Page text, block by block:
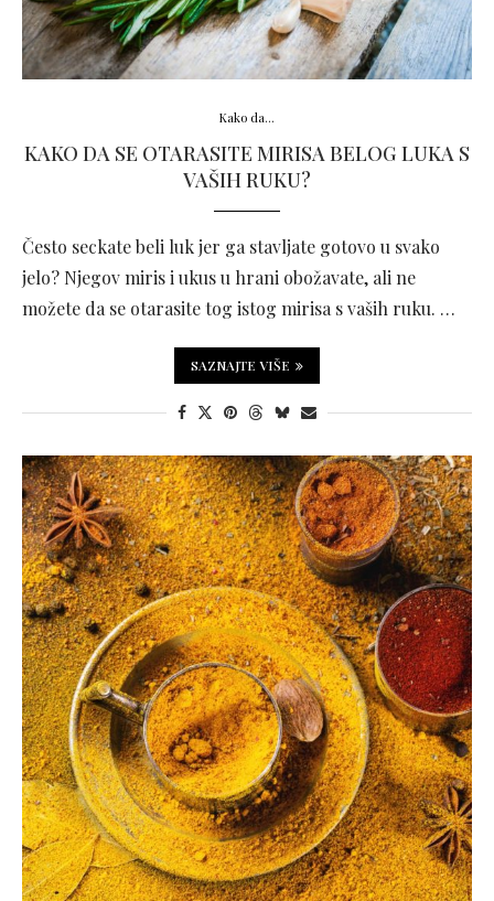
Kako da...
KAKO DA SE OTARASITE MIRISA BELOG LUKA S
VAŠIH RUKU?
Često seckate beli luk jer ga stavljate gotovo u svako
jelo? Njegov miris i ukus u hrani obožavate, ali ne
možete da se otarasite tog istog mirisa s vaših ruku. …
SAZNAJTE VIŠE